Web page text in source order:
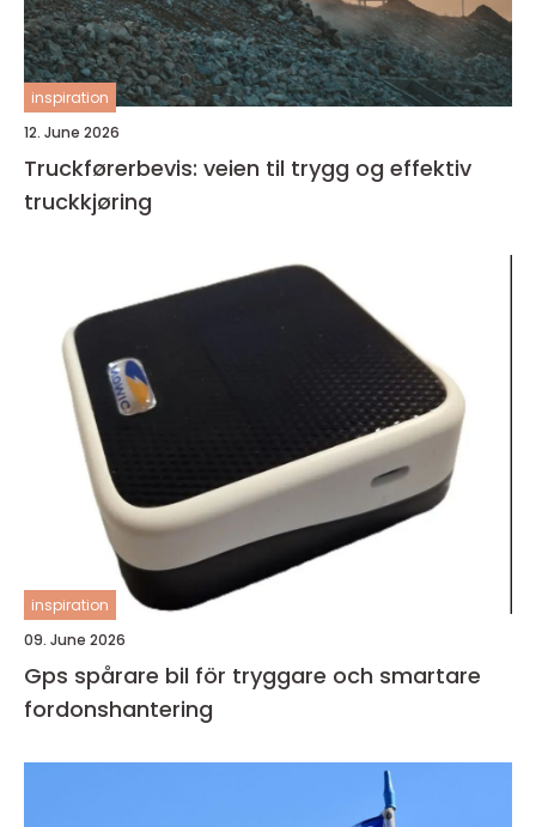
inspiration
12. June 2026
Truckførerbevis: veien til trygg og effektiv
truckkjøring
inspiration
09. June 2026
Gps spårare bil för tryggare och smartare
fordonshantering